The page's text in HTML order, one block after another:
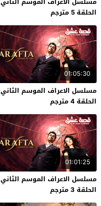
الحلقة 5 مترجم
01:05:30
مسلسل الاعراف الموسم الثاني
الحلقة 4 مترجم
01:01:25
مسلسل الاعراف الموسم الثاني
الحلقة 3 مترجم